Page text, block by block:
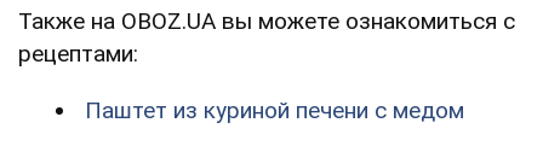
Также на OBOZ.UA вы можете ознакомиться с
рецептами:
Паштет из куриной печени с медом